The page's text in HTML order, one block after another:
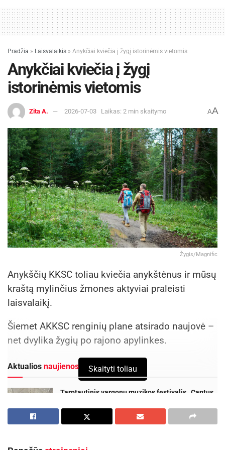
Pradžia » Laisvalaikis » Anykčiai kviečia į žygį istorinėmis vietomis
Anykčiai kviečia į žygį
istorinėmis vietomis
Zita A. 2026-07-03 Laikas: 2 min skaitymo AA
Žygis/Magnific
Anykščių KKSC toliau kviečia anykštėnus ir mūsų
kraštą mylinčius žmones aktyviai praleisti
laisvalaikį.
Šiemet AKKSC renginių plane atsirado naujovė –
net dvylika žygių po rajono apylinkes.
Aktualios naujienos
Tarptautinis vargonų muzikos festivalis „Cantus
2026-08-09
Skaityti toliau